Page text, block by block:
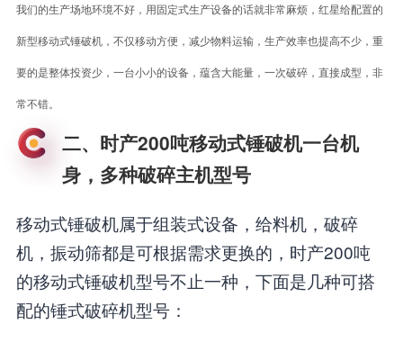
我们的生产场地环境不好，用固定式生产设备的话就非常麻烦，红星给配置的
新型移动式锤破机，不仅移动方便，减少物料运输，生产效率也提高不少，重
要的是整体投资少，一台小小的设备，蕴含大能量，一次破碎，直接成型，非
常不错。
二、时产200吨移动式锤破机一台机
身，多种破碎主机型号
移动式锤破机属于组装式设备，给料机，破碎
机，振动筛都是可根据需求更换的，时产200吨
的移动式锤破机型号不止一种，下面是几种可搭
配的锤式破碎机型号：